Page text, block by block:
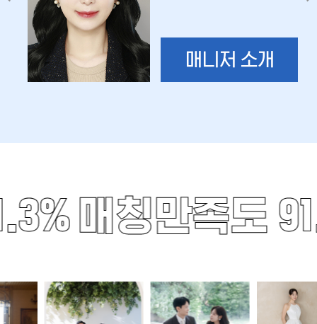
개 매니저 소개
매칭만족도